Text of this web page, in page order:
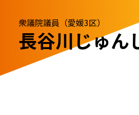
衆議院議員（愛媛3区）
長谷川じゅん